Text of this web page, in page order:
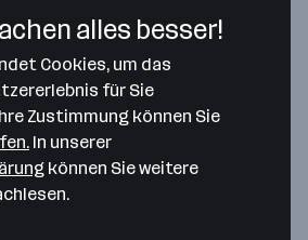
Map data ©2026 Google
alles besser!
Cookies, um das
für Sie
Zustimmung können Sie
In unserer
können Sie weitere